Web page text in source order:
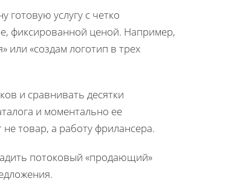
готовую услугу с четко
фиксированной ценой. Например,
или «создам логотип в трех
и сравнивать десятки
и моментально ее
товар, а работу фрилансера.
потоковый «продающий»